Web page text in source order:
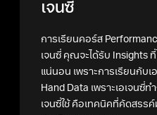
เจนซี่
การเรียนคอร์ส
เจนซี่ คุณจะได้รับ Insights
แน่นอน เพราะการเรียนกับ
Hand Data เพราะเอเจนซี่
เจนซี่ใช้ คือเทคนิคที่คัดสรรค์